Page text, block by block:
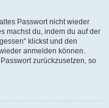
Passwort nicht wieder
machst du, indem du auf der
klickst und den
anmelden können.
zurückzusetzen, so